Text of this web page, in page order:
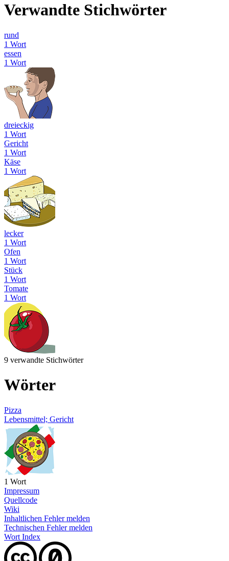
Verwandte Stichwörter
rund
1 Wort
essen
1 Wort
dreieckig
1 Wort
Gericht
1 Wort
Käse
1 Wort
lecker
1 Wort
Ofen
1 Wort
Stück
1 Wort
Tomate
1 Wort
9 verwandte Stichwörter
Wörter
Pizza
Lebensmittel; Gericht
1 Wort
Impressum
Quellcode
Wiki
Inhaltlichen Fehler melden
Technischen Fehler melden
Wort Index